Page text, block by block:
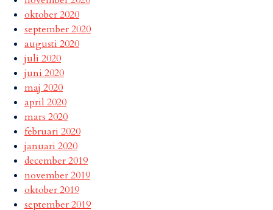
oktober 2020
september 2020
augusti 2020
juli 2020
juni 2020
maj 2020
april 2020
mars 2020
februari 2020
januari 2020
december 2019
november 2019
oktober 2019
september 2019